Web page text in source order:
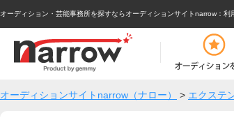
オーディション・芸能事務所を探すならオーディションサイトnarrow ：利
オーディションサイトnarrow（ナロー） > エクステ